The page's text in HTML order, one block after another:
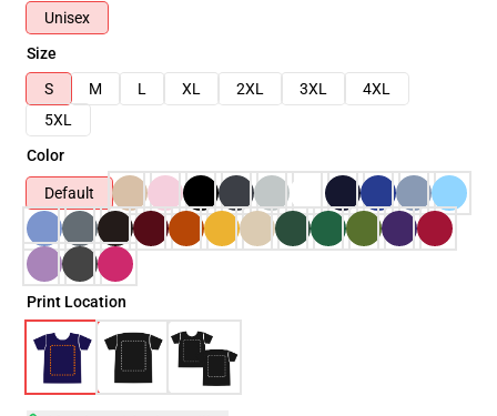
Unisex
Size
S
M L XL 2XL 3XL
4XL
5XL
Color
Default
Print Location